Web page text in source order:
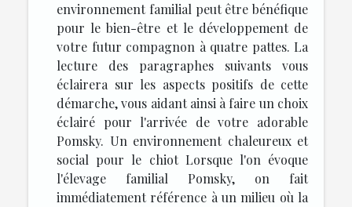
environnement familial peut être bénéfique
pour le bien-être et le développement de
votre futur compagnon à quatre pattes. La
lecture des paragraphes suivants vous
éclairera sur les aspects positifs de cette
démarche, vous aidant ainsi à faire un choix
éclairé pour l'arrivée de votre adorable
Pomsky. Un environnement chaleureux et
social pour le chiot Lorsque l'on évoque
l'élevage familial Pomsky, on fait
immédiatement référence à un milieu où la